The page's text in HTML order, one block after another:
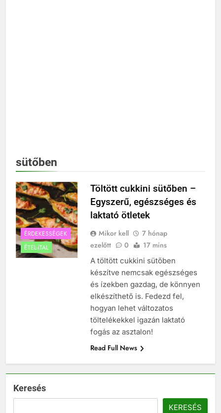
sütőben
ÉRDEKESSÉGEK
ÉTEL-ITAL
Töltött cukkini sütőben –
Egyszerű, egészséges és
laktató ötletek
Mikor kell
7 hónap
ezelőtt
0 17 mins
A töltött cukkini sütőben
készítve nemcsak egészséges
és ízekben gazdag, de könnyen
elkészíthető is. Fedezd fel,
hogyan lehet változatos
töltelékekkel igazán laktató
fogás az asztalon!
Read Full News
Keresés
KERESÉS